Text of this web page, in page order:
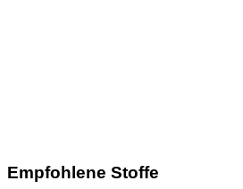
Empfohlene Stoffe